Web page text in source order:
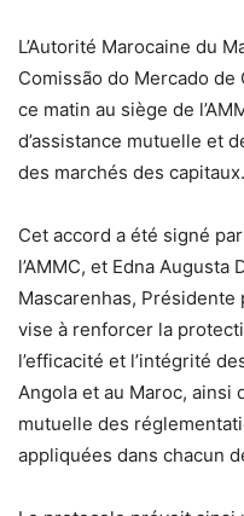
L’Autorité Marocaine du
Comissão do Mercado de
ce matin au siège de
d’assistance mutuelle et
des marchés des capitaux.
Cet accord a été signé
l’AMMC, et Edna Augusta
Mascarenhas, Présidente
vise à renforcer la
l’efficacité et l’intégrité
Angola et au Maroc, ainsi
mutuelle des
appliquées dans chacun